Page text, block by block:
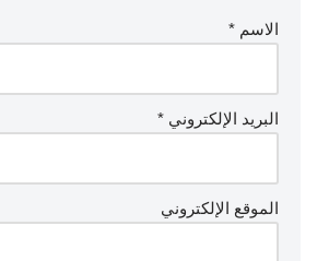
الاسم *
البريد الإلكتروني *
الموقع الإلكتروني